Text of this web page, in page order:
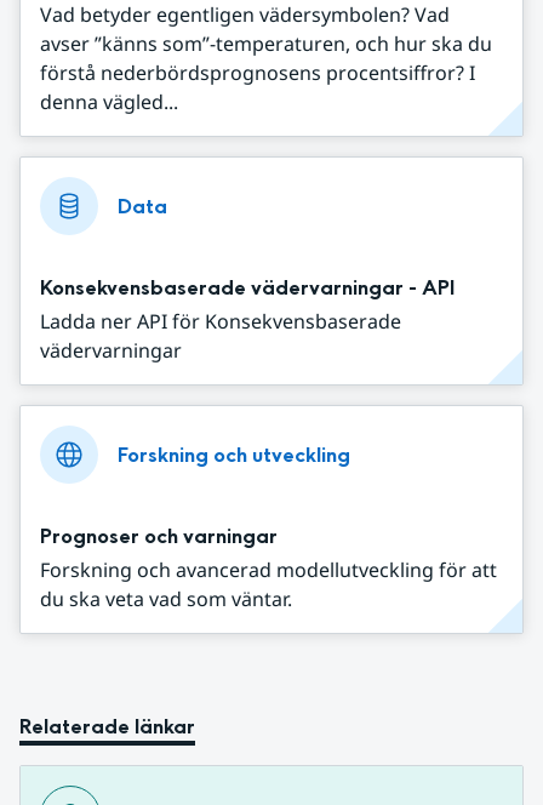
Vad betyder egentligen vädersymbolen? Vad
avser ”känns som”-temperaturen, och hur ska du
förstå nederbördsprognosens procentsiffror? I
denna vägled...
Data
Konsekvensbaserade vädervarningar - API
Ladda ner API för Konsekvensbaserade
vädervarningar
Forskning och utveckling
Prognoser och varningar
Forskning och avancerad modellutveckling för att
du ska veta vad som väntar.
Relaterade länkar